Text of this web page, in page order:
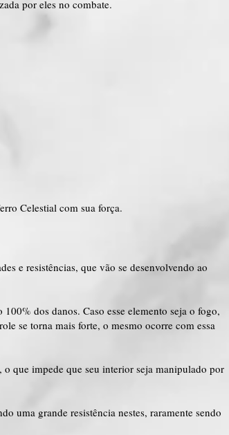
por eles no combate.
Celestial com sua força.
e resistências, que vão se desenvolvendo ao
dos danos. Caso esse elemento seja o fogo,
se torna mais forte, o mesmo ocorre com essa
que impede que seu interior seja manipulado por
uma grande resistência nestes, raramente sendo